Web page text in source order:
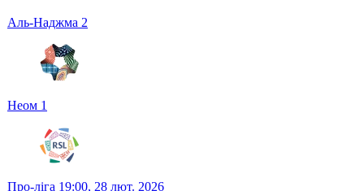
Аль-Наджма 2
Неом 1
Про-ліга 19:00, 28 лют. 2026